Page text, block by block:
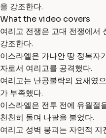
을 강조한다.
What the video covers
여리고 전쟁은 고대 전쟁에서
강조한다.
이스라엘은 가나안 땅 정복자
자로서 여리고를 공격했다.
여리고는 난공불락의 요새였
가 부족했다.
이스라엘은 전투 전에 유월절
천천히 돌며 나팔을 불었다.
여리고 성벽 붕괴는 자연적